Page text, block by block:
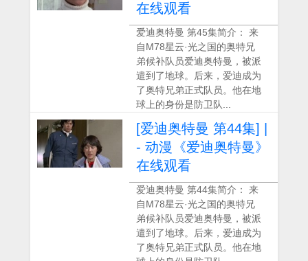
在线观看
爱迪奥特曼 第45集简介： 来
自M78星云·光之国的奥特兄
弟候补队员爱迪奥特曼，被派
遣到了地球。后来，爱迪成为
了奥特兄弟正式队员。他在地
球上的身份是防卫队...
[爱迪奥特曼 第44集] |
- 动漫《爱迪奥特曼》
在线观看
爱迪奥特曼 第44集简介： 来
自M78星云·光之国的奥特兄
弟候补队员爱迪奥特曼，被派
遣到了地球。后来，爱迪成为
了奥特兄弟正式队员。他在地